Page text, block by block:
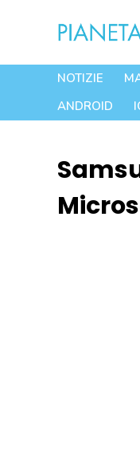
contenuto
NOTIZIE
ANDROID